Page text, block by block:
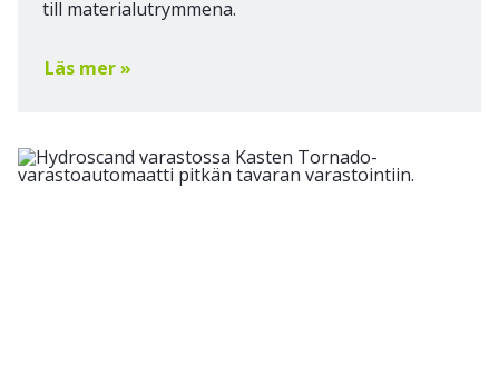
till materialutrymmena.
Läs mer »